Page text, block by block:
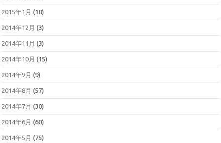
2015年1月 (18)
2014年12月 (3)
2014年11月 (3)
2014年10月 (15)
2014年9月 (9)
2014年8月 (57)
2014年7月 (30)
2014年6月 (60)
2014年5月 (75)